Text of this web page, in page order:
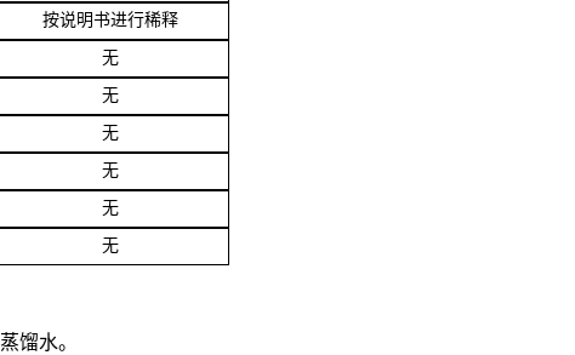
按说明书进行稀释
无
无
无
无
无
无
馏水。